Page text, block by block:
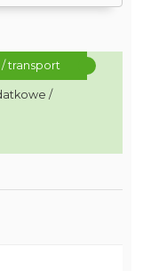
/ transport
/